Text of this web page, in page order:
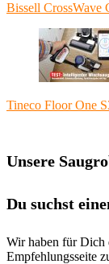
Bissell CrossWave
Tineco Floor One
Unsere
Du suchst
Wir haben für Dich
Empfehlungsseite